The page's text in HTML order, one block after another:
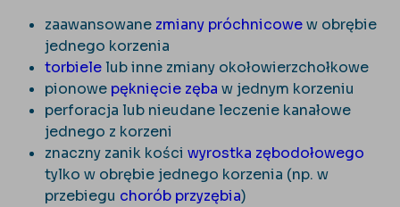
zaawansowane zmiany próchnicowew obrębie
jednego korzenia
torbielelub inne zmiany okołowierzchołkowe
pionowe pęknięcie zęba w jednym korzeniu
perforacja lub nieudane leczenie kanałowe
jednego z korzeni
znaczny zanik kości wyrostka zębodołowego
tylko w obrębie jednego korzenia (np. w
przebiegu chorób przyzębia)